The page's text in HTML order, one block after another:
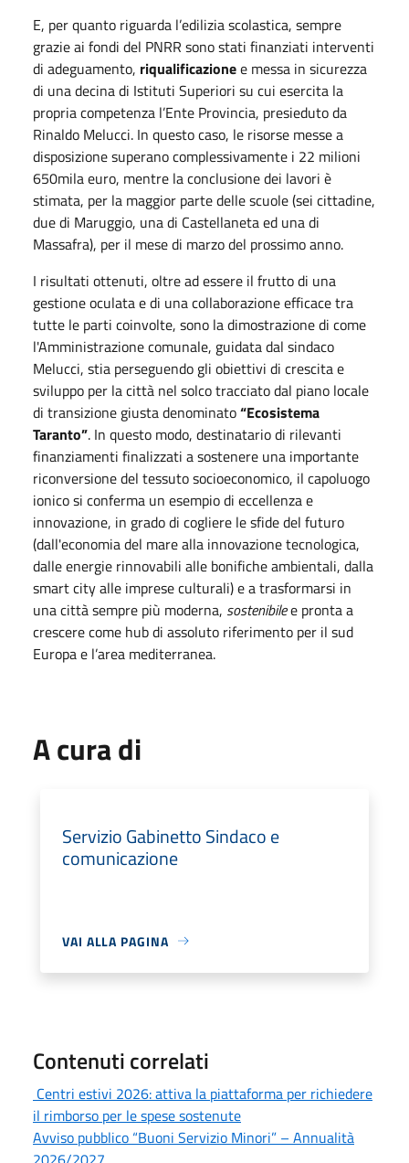
E, per quanto riguarda l’edilizia scolastica, sempre
grazie ai fondi del PNRR sono stati finanziati interventi
di adeguamento, riqualificazionee messa in sicurezza
di una decina di Istituti Superiori su cui esercita la
propria competenza l’Ente Provincia, presieduto da
Rinaldo Melucci. In questo caso, le risorse messe a
disposizione superano complessivamente i 22 milioni
650mila euro, mentre la conclusione dei lavori è
stimata, per la maggior parte delle scuole (sei cittadine,
due di Maruggio, una di Castellaneta ed una di
Massafra), per il mese di marzo del prossimo anno.
I risultati ottenuti, oltre ad essere il frutto di una
gestione oculata e di una collaborazione efficace tra
tutte le parti coinvolte, sono la dimostrazione di come
l'Amministrazione comunale, guidata dal sindaco
Melucci, stia perseguendo gli obiettivi di crescita e
sviluppo per la città nel solco tracciato dal piano locale
di transizione giusta denominato“Ecosistema
Taranto”. In questo modo, destinatario di rilevanti
finanziamenti finalizzati a sostenere una importante
riconversione del tessuto socioeconomico, il capoluogo
ionico si conferma un esempio di eccellenza e
innovazione, in grado di cogliere le sfide del futuro
(dall'economia del mare alla innovazione tecnologica,
dalle energie rinnovabili alle bonifiche ambientali, dalla
smart city alle imprese culturali) e a trasformarsi in
una città sempre più moderna, sostenibilee pronta a
crescere come hub di assoluto riferimento per il sud
Europa e l’area mediterranea.
A cura di
Servizio Gabinetto Sindaco e
comunicazione
VAI ALLA PAGINA
Contenuti correlati
Centri estivi 2026: attiva la piattaforma per richiedere
il rimborso per le spese sostenute
Avviso pubblico “Buoni Servizio Minori” – Annualità